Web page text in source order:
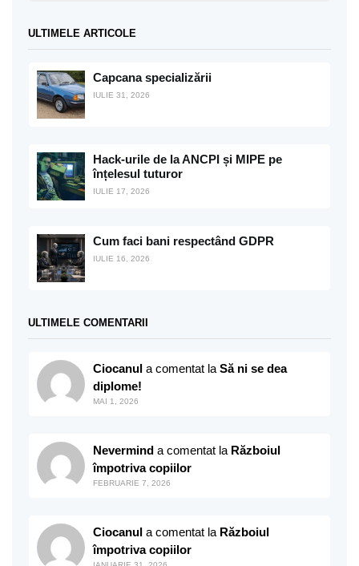
ULTIMELE ARTICOLE
Capcana specializării
IULIE 31, 2026
Hack-urile de la ANCPI și MIPE pe
înțelesul tuturor
IULIE 17, 2026
Cum faci bani respectând GDPR
IULIE 16, 2026
ULTIMELE COMENTARII
Ciocanul a comentat la Să ni se dea
diplome!
MAI 1, 2026
Nevermind a comentat la Războiul
împotriva copiilor
FEBRUARIE 7, 2026
Ciocanul a comentat la Războiul
împotriva copiilor